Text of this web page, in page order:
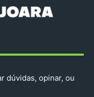
dúvidas, opinar, ou